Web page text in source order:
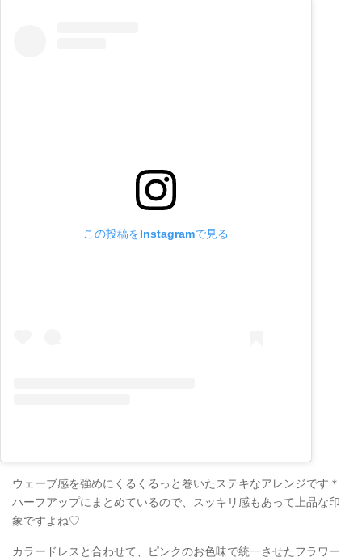
この投稿をInstagramで見る
ウェーブ感を強めにくるくるっと巻いたステキなアレンジです＊
ハーフアップにまとめているので、スッキリ感もあって上品な印
象ですよね♡
カラードレスと合わせて、ピンクのお色味で統一させたフラワー